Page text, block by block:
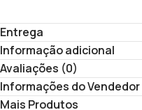
Entrega
Informação adicional
Avaliações (0)
Informações do Vendedor
Mais Produtos